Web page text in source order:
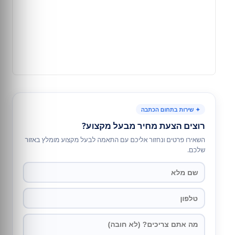
✦ שירות בתחום הכתבה
רוצים הצעת מחיר מבעל מקצוע?
השאירו פרטים ונחזור אליכם עם התאמה לבעל מקצוע מומלץ באזור
שלכם.